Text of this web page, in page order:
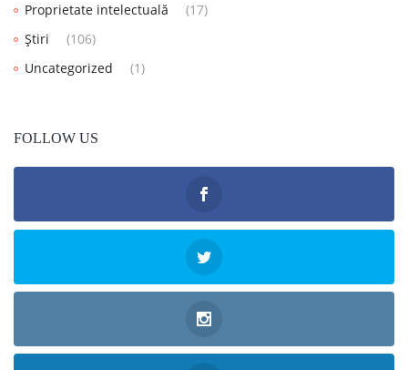
Proprietate intelectuală
(17)
Știri
(106)
Uncategorized
(1)
FOLLOW US